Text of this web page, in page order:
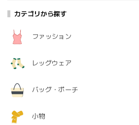
カテゴリから探す
ファッション
レッグウェア
バッグ・ポーチ
小物